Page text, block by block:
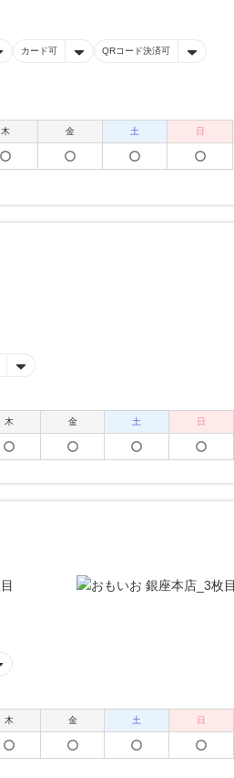
カード可 QRコード決済可
木 金 土 日
木 金 土 日
木 金 土 日